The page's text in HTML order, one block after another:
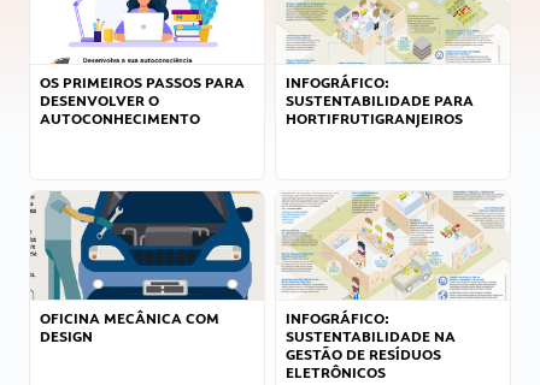
OS PRIMEIROS PASSOS PARA
DESENVOLVER O
AUTOCONHECIMENTO
INFOGRÁFICO:
SUSTENTABILIDADE PARA
HORTIFRUTIGRANJEIROS
OFICINA MECÂNICA COM
DESIGN
INFOGRÁFICO:
SUSTENTABILIDADE NA
GESTÃO DE RESÍDUOS
ELETRÔNICOS